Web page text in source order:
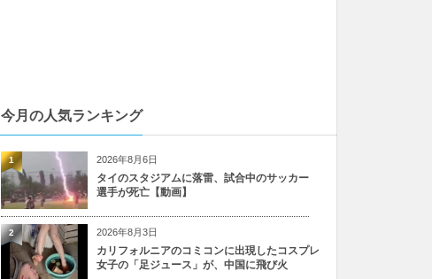
今月の人気ランキング
2026年8月6日
タイのスタジアムに落雷、試合中のサッカー
選手が死亡【動画】
1
2026年8月3日
カリフォルニアのコミコンに出現したコスプレ
女子の「足ジュース」が、中国に飛び火
2